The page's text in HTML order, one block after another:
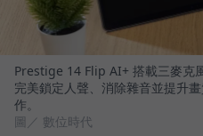
Prestige 14 Flip AI+ 搭載三麥克
完美鎖定人聲、消除雜音並提升
作。
圖／ 數位時代